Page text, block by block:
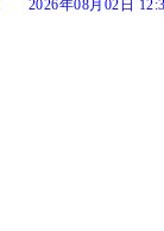
2026年08月02日